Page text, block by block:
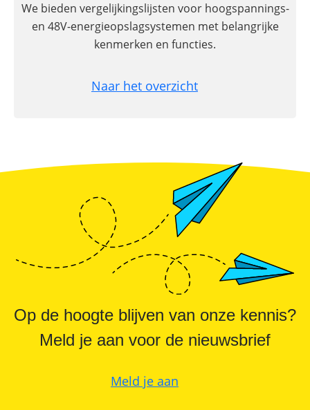
We bieden vergelijkingslijsten voor hoogspannings-
en 48V-energieopslagsystemen met belangrijke
kenmerken en functies.
Naar het overzicht
Op de hoogte blijven van onze kennis?
Meld je aan voor de nieuwsbrief
Meld je aan